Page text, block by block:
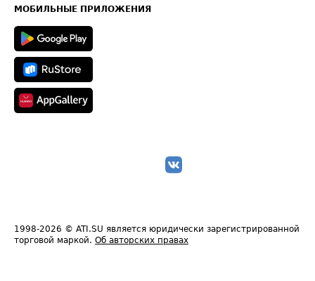
Техническая информация
МОБИЛЬНЫЕ ПРИЛОЖЕНИЯ
1998-2026 © ATI.SU является юридически зарегистрированной
торговой маркой. Об авторских правах